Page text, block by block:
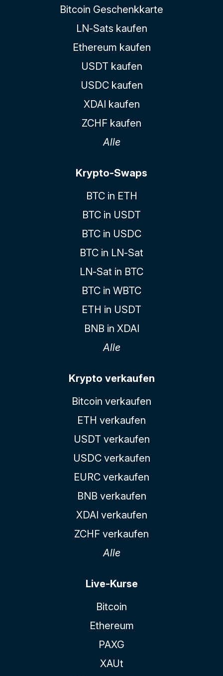
Bitcoin Geschenkkarte
LN-Sats kaufen
Ethereum kaufen
USDT kaufen
USDC kaufen
XDAI kaufen
ZCHF kaufen
Alle
Krypto-Swaps
BTC in ETH
BTC in USDT
BTC in USDC
BTC in LN-Sat
LN-Sat in BTC
BTC in WBTC
ETH in USDT
BNB in XDAI
Alle
Krypto verkaufen
Bitcoin verkaufen
ETH verkaufen
USDT verkaufen
USDC verkaufen
EURC verkaufen
BNB verkaufen
XDAI verkaufen
ZCHF verkaufen
Alle
Live-Kurse
Bitcoin
Ethereum
PAXG
XAUt